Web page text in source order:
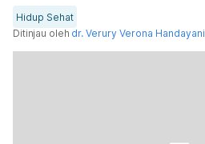
Hidup Sehat
Ditinjau oleh dr. Verury Verona Handayani